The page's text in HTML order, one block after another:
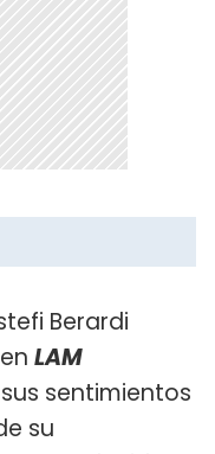
Berardi
LAM
sentimientos
su